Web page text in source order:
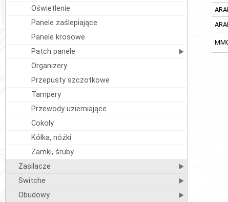
Oświetlenie
Panele zaślepiające
Panele krosowe
Patch panele
Organizery
Przepusty szczotkowe
Tampery
Przewody uziemiające
Cokoły
Kółka, nóżki
Zamki, śruby
Zasilacze
Switche
Obudowy